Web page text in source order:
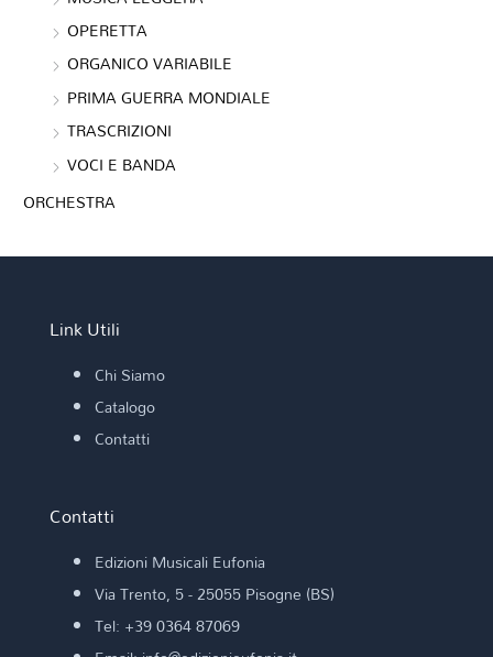
OPERETTA
ORGANICO VARIABILE
PRIMA GUERRA MONDIALE
TRASCRIZIONI
VOCI E BANDA
ORCHESTRA
Link Utili
Chi Siamo
Catalogo
Contatti
Contatti
Edizioni Musicali Eufonia
Via Trento, 5 - 25055 Pisogne (BS)
Tel: +39 0364 87069